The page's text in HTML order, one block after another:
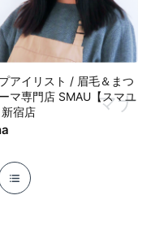
アイリスト / 眉毛＆まつ
マ専門店 SMAU【スマユ
宿店
マナ